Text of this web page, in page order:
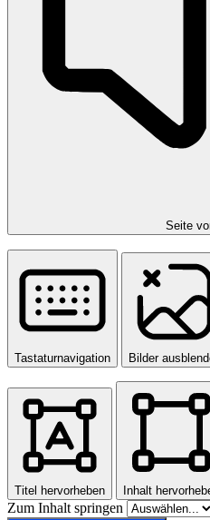
Seite
Tastaturnavigation Bilder
Titel hervorheben Inhalt
Zum Inhalt springen